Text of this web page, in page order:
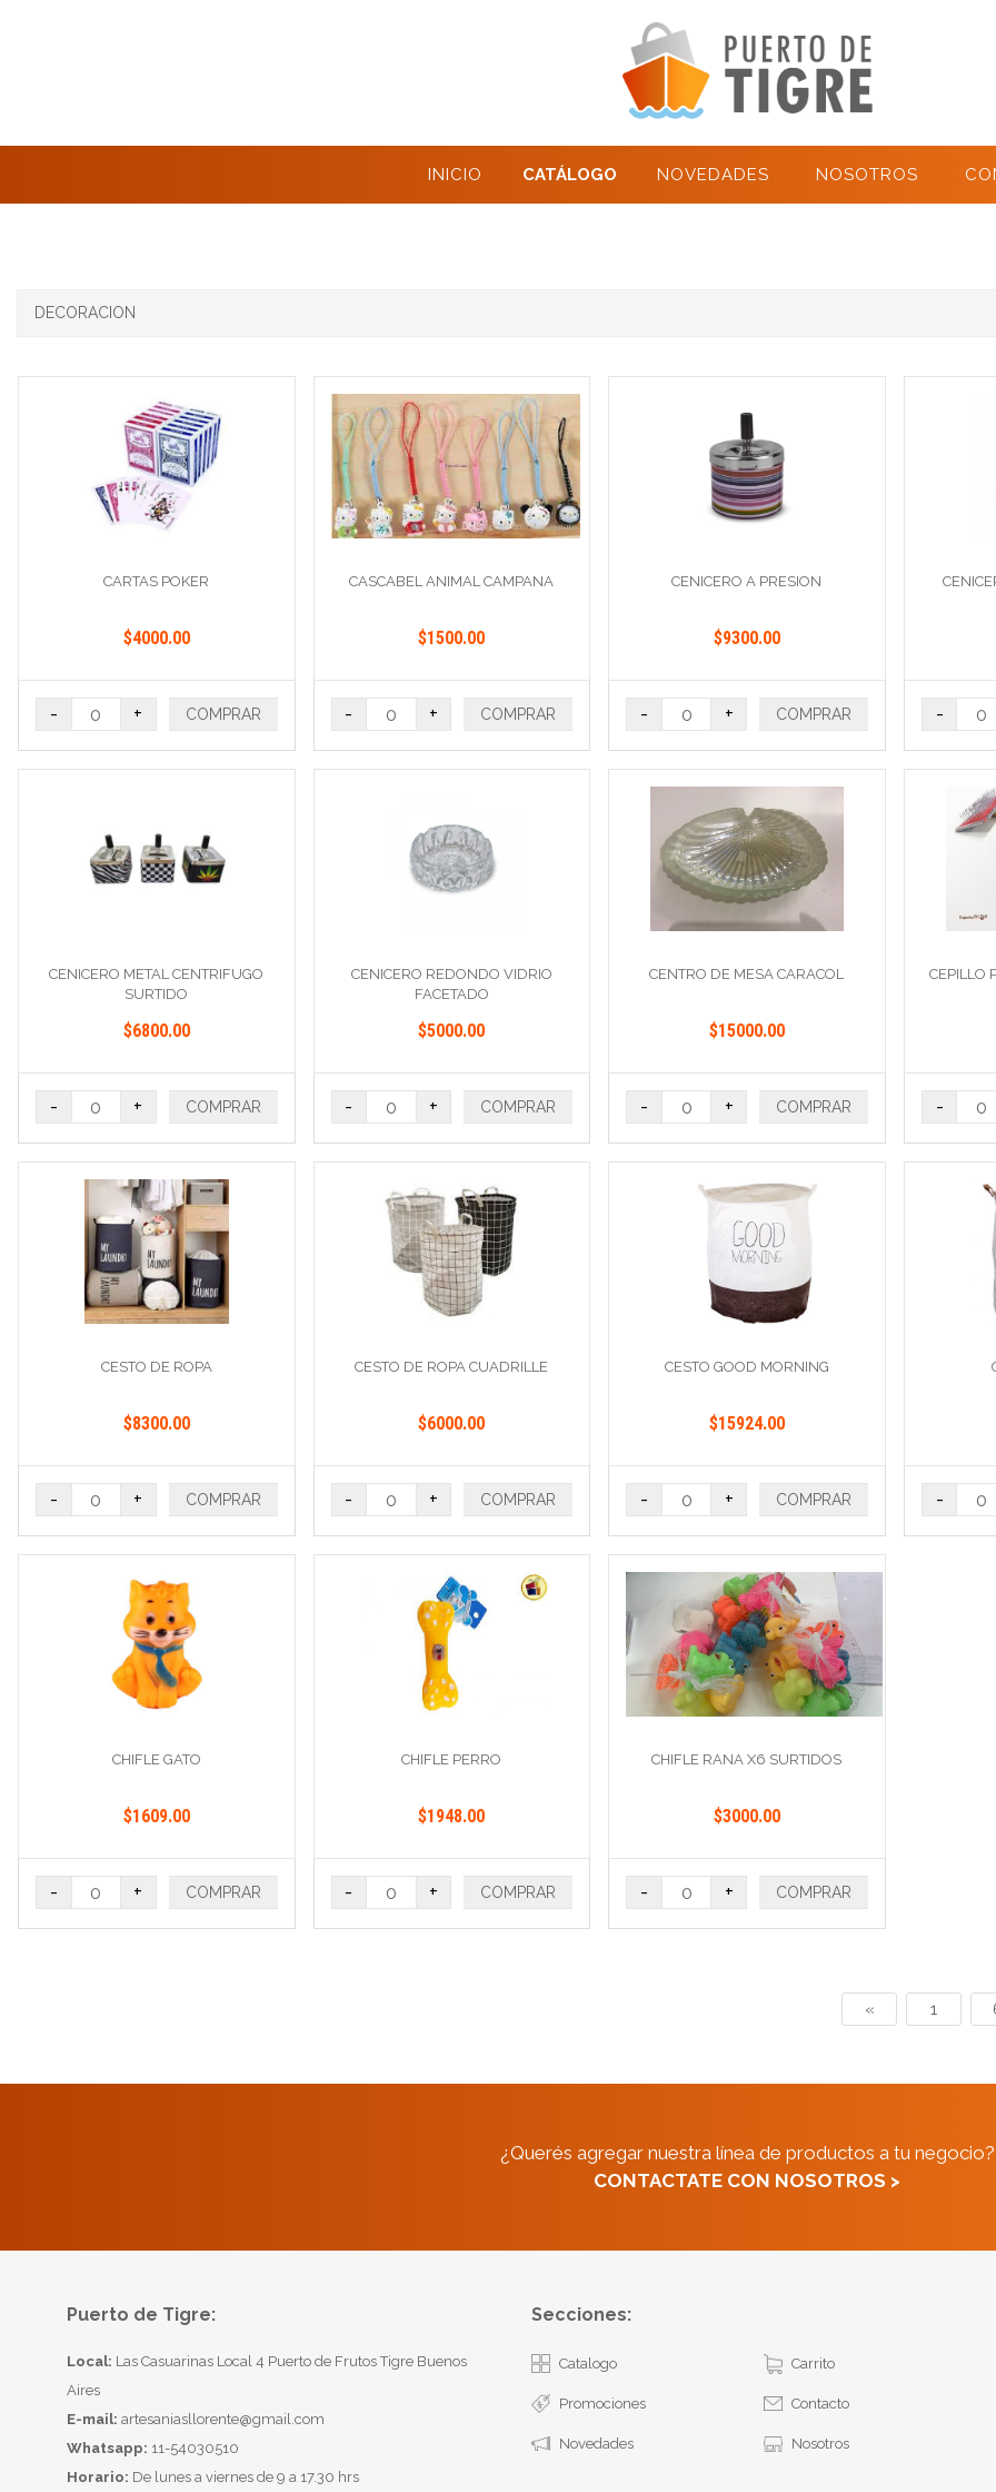
INICIO CATÁLOGO NOVEDADES NOSOTROS
DECORACION
CARTAS POKER
$4000.00
- + COMPRAR
CASCABEL ANIMAL CAMPANA
$1500.00
- + COMPRAR
CENICERO A PRESION
$9300.00
- + COMPRAR -
CENICERO METAL CENTRIFUGO
SURTIDO
$6800.00
- + COMPRAR
CENICERO REDONDO VIDRIO
FACETADO
$5000.00
- + COMPRAR
CENTRO DE MESA CARACOL
$15000.00
- + COMPRAR
CEPILLO
-
CESTO DE ROPA
$8300.00
- + COMPRAR
CESTO DE ROPA CUADRILLE
$6000.00
- + COMPRAR
CESTO GOOD MORNING
$15924.00
- + COMPRAR -
CHIFLE GATO
$1609.00
- + COMPRAR
CHIFLE PERRO
$1948.00
- + COMPRAR
CHIFLE RANA X6 SURTIDOS
$3000.00
- + COMPRAR
« 1
¿Querés agregar nuestra línea de productos a tu negocio?
CONTACTATE CON NOSOTROS >
Puerto de Tigre:
Local: Las Casuarinas Local 4 Puerto de Frutos Tigre Buenos
Aires
E-mail: artesaniasllorente@gmail.com
Whatsapp: 11-54030510
Horario: De lunes a viernes de 9 a 17.30 hrs
Secciones:
Catalogo
Promociones
Novedades
Carrito
Contacto
Nosotros